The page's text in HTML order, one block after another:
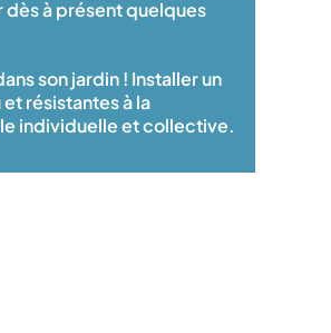
dès à présent quelques
son jardin ! Installer un
résistantes à la
individuelle et collective.